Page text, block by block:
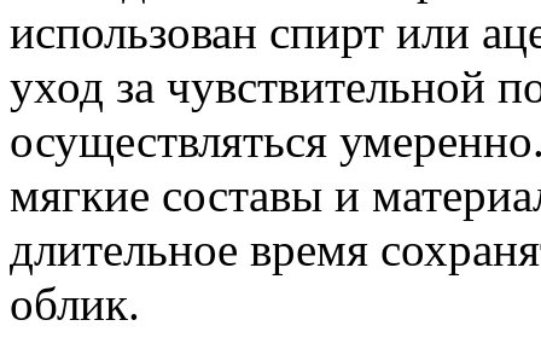
использован спирт или
уход за чувствительной
осуществляться
мягкие составы и
длительное время
облик.